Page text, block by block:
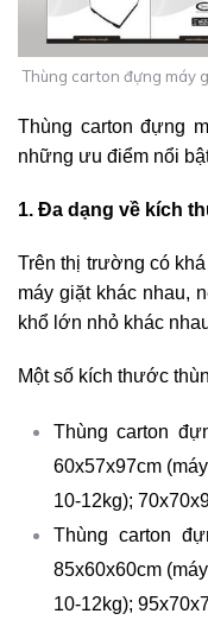
Thùng carton đựng máy
Thùng carton đựng
những ưu điểm nổi
1. Đa dạng về kích
Trên thị trường có
máy giặt khác nhau,
khổ lớn nhỏ khác
Một số kích thước
Thùng carton
60x57x97cm
10-12kg);
Thùng carton
85x60x60cm
10-12kg);